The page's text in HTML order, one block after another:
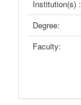
Institution(s) :
Degree:
Faculty: